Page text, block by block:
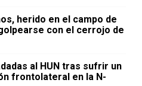
herido en el campo de
con el cerrojo de
al HUN tras sufrir un
frontolateral en la N-